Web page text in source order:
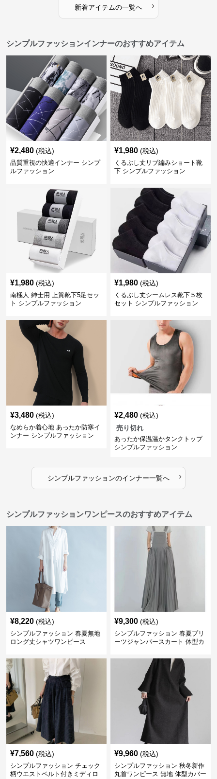
新着アイテムの一覧へ ›
シンプルファッションインナーのおすすめアイテム
¥2,480 (税込)
品質重視の快適インナー シンプ
ルファッション
¥1,980 (税込)
くるぶし丈リブ編みショート靴
下 シンプルファッション
¥1,980 (税込)
南極人 紳士用 上質靴下5足セッ
ト シンプルファッション
¥1,980 (税込)
くるぶし丈シームレス靴下５枚
セット シンプルファッション
¥3,480 (税込)
なめらか着心地 あったか防寒イ
ンナー シンプルファッション
¥2,480 (税込)
売り切れ
あったか保温温かタンクトップ
シンプルファッション
シンプルファッションのインナー一覧へ ›
シンプルファッションワンピースのおすすめアイテム
¥8,220 (税込)
シンプルファッション 春夏無地
ロング丈シャツワンピース
¥9,300 (税込)
シンプルファッション 春夏プリ
ーツジャンパースカート 体型カ
¥7,560 (税込)
シンプルファッション チェック
柄ウエストベルト付きミディロ
¥9,960 (税込)
シンプルファッション 秋冬新作
丸首ワンピース 無地 体型カバー